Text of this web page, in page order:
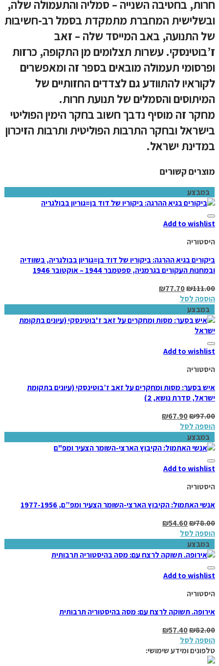
חרות, בחטיבה השנייה – סמליה והתעמולה שלה,
ובשלישית המחברת מתמקדת בסמל רב-חשיבות
של התנועה, באב המייסד שלה – זאב
ז’בוטינסקי. עשרות תצלומים מן התקופה, כרזות
ופרסומי תעמולה מובאים בספר זה ומאפשרים
לקוראיו להתוודע גם לצדדים החזותיים של
המיתוסים והסמלים של תנועת חרות.
מחקר זה מוסיף נדבך חשוב בחקר הימין הפוליטי
בישראל ובחקר התרבות הפוליטית ותרבות הזיכרון
במדינת ישראל.
מוצרים קשורים
במבצע
Add to wishlist
היסטוריה
ביקורים בגיא ההרגה: ביקוריו של דוד בן=גוריון בבולגריה, בשוודיה
ובמחנות העקורים בגרמניה, ספטמבר 1944 – אוקטובר 1946
₪111.00
₪77.70
הוספה לסל
במבצע
Add to wishlist
היסטוריה
איש בסער: מסות ומחקרים על זאב ז’בוטינסקי (עיונים בתקומת
ישראל, סדרת נושא, 2)
₪97.00
₪67.90
הוספה לסל
במבצע
Add to wishlist
היסטוריה
אנשי האתמול: הקיבוץ הארצי-השומר הצעיר ומפ”ם, 1977-1956
₪78.00
₪54.60
הוספה לסל
במבצע
Add to wishlist
היסטוריה
אירופה. תשוקה לרצח עם: מסה בהיסטוריה תרבותית
₪82.00
₪57.40
הוספה לסל
טלפונים ומידע שימושי: